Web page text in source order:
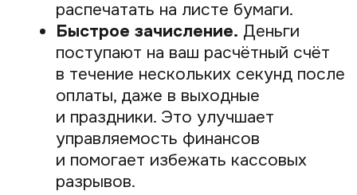
и уменьшает очереди.
Сфера услуг.Салоны красоты,
фитнес-центры, мастерские —
везде, где клиенты платят на месте.
Выездная и уличная торговля.
Ярмарки, фестивали, рынки,
фудтраки — идеальные места, где
нет смысла ставить стационарное
оборудование.
Курьерские службы и такси.
Курьер может просто показать QR-
код на своём смартфоне для